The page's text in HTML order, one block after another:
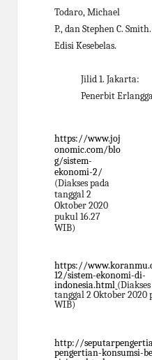
Todaro, Michael
P., dan Stephen C.
Edisi Kesebelas.
Jilid 1. Jakarta:
Penerbit
https://www.joj
onomic.com/blo
g/sistem-
ekonomi-2/
(Diakses pada
tanggal 2
Oktober 2020
pukul 16.27
WIB)
https://
12/sistem-ekonomi-di-
indonesia.html
tanggal 2 Oktober 2020
WIB)
http://
pengertian-konsumsi-